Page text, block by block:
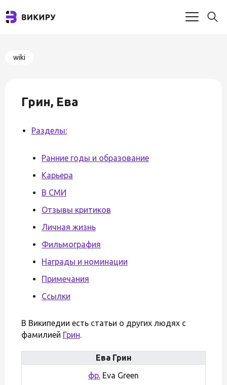
wiki
Грин, Ева
Разделы:
Ранние годы и образование
Карьера
В СМИ
Отзывы критиков
Личная жизнь
Фильмография
Награды и номинации
Примечания
Ссылки
В Википедии есть статьи о других людях с
фамилией Грин.
Ева Грин
фр. Eva Green